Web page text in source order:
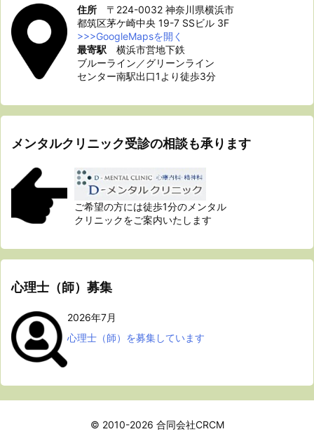
住所 〒224-0032 神奈川県横浜市
都筑区茅ケ崎中央 19-7 SSビル 3F
>>>GoogleMapsを開く
最寄駅 横浜市営地下鉄
ブルーライン／グリーンライン
センター南駅出口1より徒歩3分
メンタルクリニック受診の相談も承ります
ご希望の方には徒歩1分のメンタル
クリニックをご案内いたします
心理士（師）募集
2026年7月
心理士（師）を募集しています
© 2010-2026 合同会社CRCM